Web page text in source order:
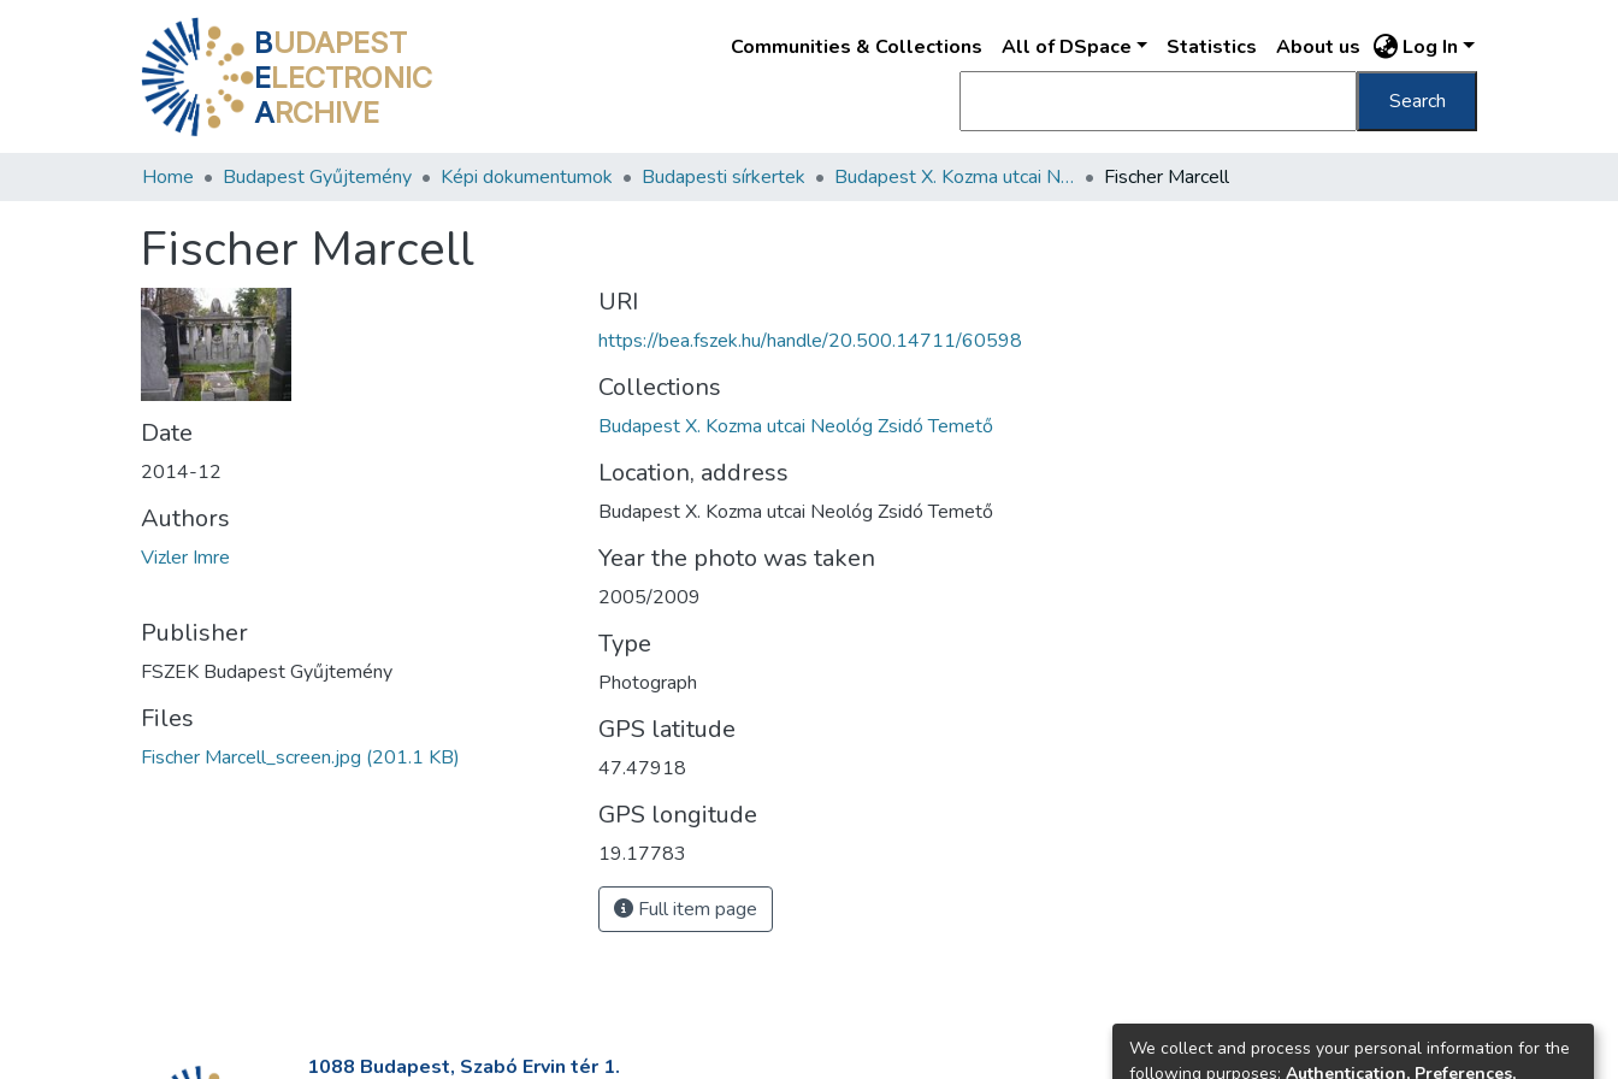
BUDAPEST
ELECTRONIC
ARCHIVE
Communities & Collections All of DSpace Statistics About us Log In
Search
Home Budapest Gyűjtemény Képi dokumentumok Budapesti sírkertek Budapest X. Kozma utcai Neológ Zsidó Temető Fischer Marcell
Fischer Marcell
Date
2014-12
Authors
Vizler Imre
Publisher
FSZEK Budapest Gyűjtemény
Files
Fischer Marcell_screen.jpg (201.1 KB)
URI
https://bea.fszek.hu/handle/20.500.14711/60598
Collections
Budapest X. Kozma utcai Neológ Zsidó Temető
Location, address
Budapest X. Kozma utcai Neológ Zsidó Temető
Year the photo was taken
2005/2009
Type
Photograph
GPS latitude
47.47918
GPS longitude
19.17783
Full item page
1088 Budapest, Szabó Ervin tér 1.
We collect and process your personal information for the
following purposes: Authentication, Preferences,